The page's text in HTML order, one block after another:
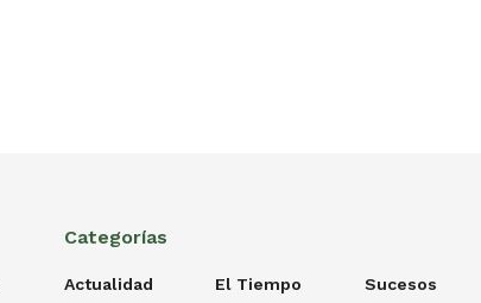
Categorías
Actualidad
El Tiempo
Sucesos